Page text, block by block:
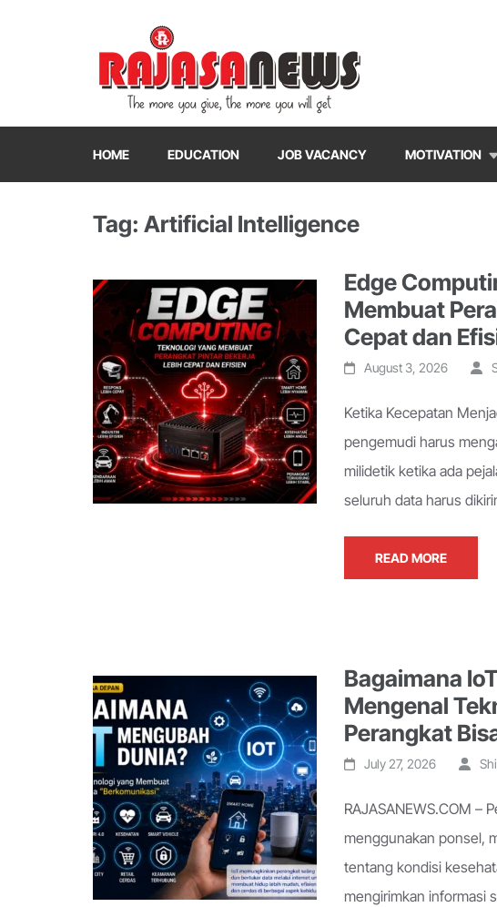
RajasaNews
"The more you give, the more you will get"
HOME EDUCATION JOB VACANCY MOTIVATION
Tag: Artificial Intelligence
Edge
Membuat
Cepat dan
August 3, 2026
Ketika Kecepatan
pengemudi harus
milidetik ketika ada
seluruh data harus
READ MORE
Bagaimana
Mengenal
Perangkat
July 27, 2026
RAJASANEWS.COM –
menggunakan ponsel,
tentang kondisi
mengirimkan informasi